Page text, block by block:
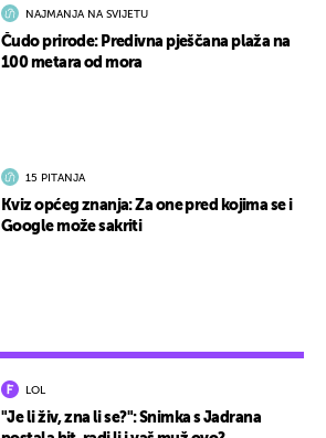
LOL
"Je li živ, zna li se?": Snimka s Jadrana
NAJMANJA NA SVIJETU
Čudo prirode: Predivna pješčana plaža na
100 metara od mora
15 PITANJA
Kviz općeg znanja: Za one pred kojima se i
Google može sakriti